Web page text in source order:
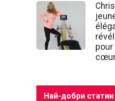
pour
Най-добри статии